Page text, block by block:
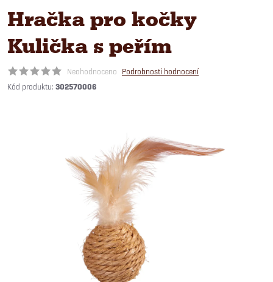
Hračka pro kočky
Kulička s peřím
Neohodnoceno
Podrobnosti hodnocení
Kód produktu: 302570006